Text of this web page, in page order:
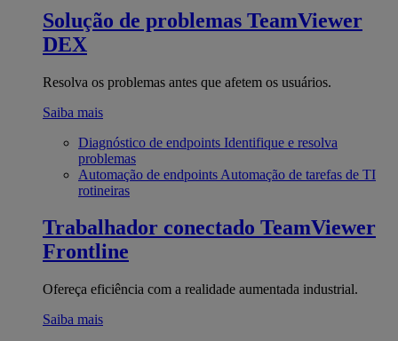
Solução de problemas TeamViewer
DEX
Resolva os problemas antes que afetem os usuários.
Saiba mais
Diagnóstico de endpoints Identifique e resolva
problemas
Automação de endpoints Automação de tarefas de TI
rotineiras
Trabalhador conectado TeamViewer
Frontline
Ofereça eficiência com a realidade aumentada industrial.
Saiba mais